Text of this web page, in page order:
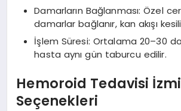
Damarların Bağlanması: Özel
damarlar bağlanır, kan akışı
İşlem Süresi: Ortalama 20–30
hasta aynı gün taburcu edilir.
Hemoroid Tedavisi
Seçenekleri